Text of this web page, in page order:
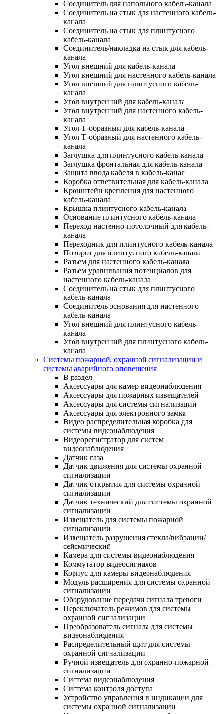
Соединитель для напольного кабель-канала
Соединитель на стык для настенного кабель-
канала
Соединитель на стык для плинтусного
кабель-канала
Соединитель/накладка на стык для кабель-
канала
Угол внешний для кабель-канала
Угол внешний для настенного кабель-канала
Угол внешний для плинтусного кабель-
канала
Угол внутренний для кабель-канала
Угол внутренний для настенного кабель-
канала
Угол Т-образный для кабель-канала
Угол Т-образный для настенного кабель-
канала
Заглушка для плинтусного кабель-канала
Заглушка фронтальная для кабель-канала
Защита ввода кабеля в кабель-канал
Коробка ответвительная для кабель-канала
Кронштейн крепления для настенного
кабель-канала
Крышка плинтусного кабель-канала
Основание плинтусного кабель-канала
Переход настенно-потолочный для кабель-
канала
Переходник для плинтусного кабель-канала
Поворот для плинтусного кабель-канала
Разъем для настенного кабель-канала
Разъем уравнивания потенциалов для
настенного кабель-канала
Соединитель на стык для плинтусного
кабель-канала
Соединитель основания для настенного
кабель-канала
Угол внешний для плинтусного кабель-
канала
Угол внутренний для плинтусного кабель-
канала
Системы пожарной, охранной сигнализации и
системы аварийного оповещения
В раздел
Аксессуары для камер видеонаблюдения
Аксессуары для пожарных извещателей
Аксессуары для системы сигнализации
Аксессуары для электронного замка
Видео распределительная коробка для
системы видеонаблюдения
Видеорегистратор для систем
видеонаблюдения
Датчик газа
Датчик движения для системы охранной
сигнализации
Датчик открытия для системы охранной
сигнализации
Датчик технический для системы охранной
сигнализации
Извещатель для системы пожарной
сигнализации
Извещатель разрушения стекла/вибрации/
сейсмический
Камера для системы видеонаблюдения
Коммутатор видеосигналов
Корпус для камеры видеонаблюдения
Модуль расширения для системы охранной
сигнализации
Оборудование передачи сигнала тревоги
Переключатель режимов для системы
охранной сигнализации
Преобразователь сигнала для системы
видеонаблюдения
Распределительный щит для системы
охранной сигнализации
Ручной извещатель для охранно-пожарной
сигнализации
Система видеонаблюдения
Система контроля доступа
Устройство управления и индикации для
системы охранной сигнализации